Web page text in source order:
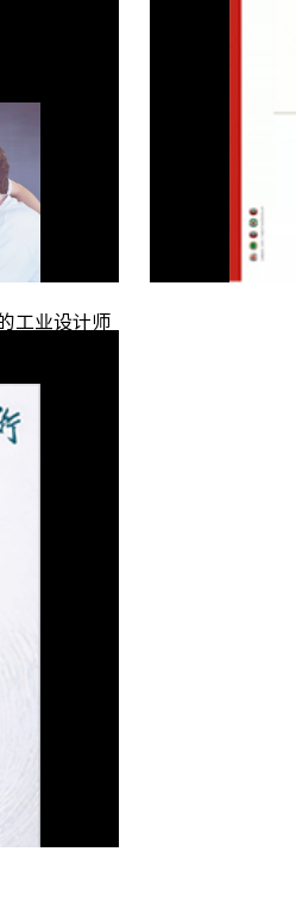
工业设计师